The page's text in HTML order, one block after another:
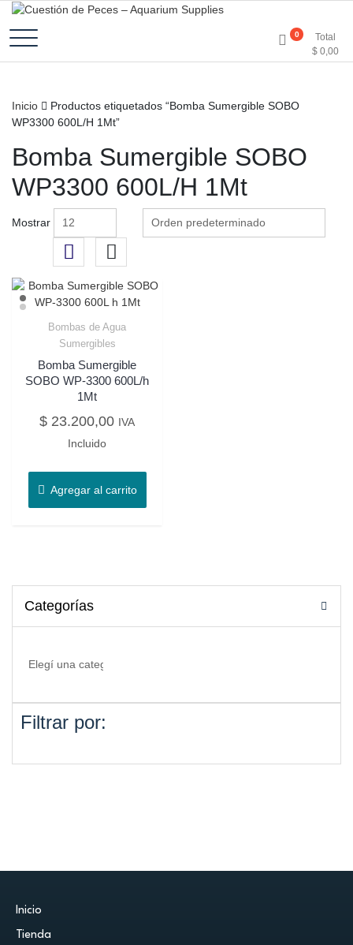
Cuestión de Peces –
Aquarium Supplies
0
Total
$ 0,00
Inicio
Productos etiquetados “Bomba Sumergible SOBO
WP3300 600L/H 1Mt”
Bomba Sumergible SOBO
WP3300 600L/H 1Mt
Mostrar
Bombas de Agua
Sumergibles
Bomba Sumergible
SOBO WP-3300 600L/h
1Mt
$ 23.200,00 IVA
Incluido
Agregar al carrito
Categorías
Filtrar por:
Inicio
Tienda